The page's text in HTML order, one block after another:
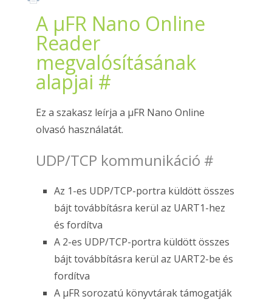
A μFR Nano Online
Reader
megvalósításának
alapjai #
Ez a szakasz leírja a μFR Nano Online
olvasó használatát.
UDP/TCP kommunikáció #
Az 1-es UDP/TCP-portra küldött összes
bájt továbbításra kerül az UART1-hez
és fordítva
A 2-es UDP/TCP-portra küldött összes
bájt továbbításra kerül az UART2-be és
fordítva
A μFR sorozatú könyvtárak támogatják